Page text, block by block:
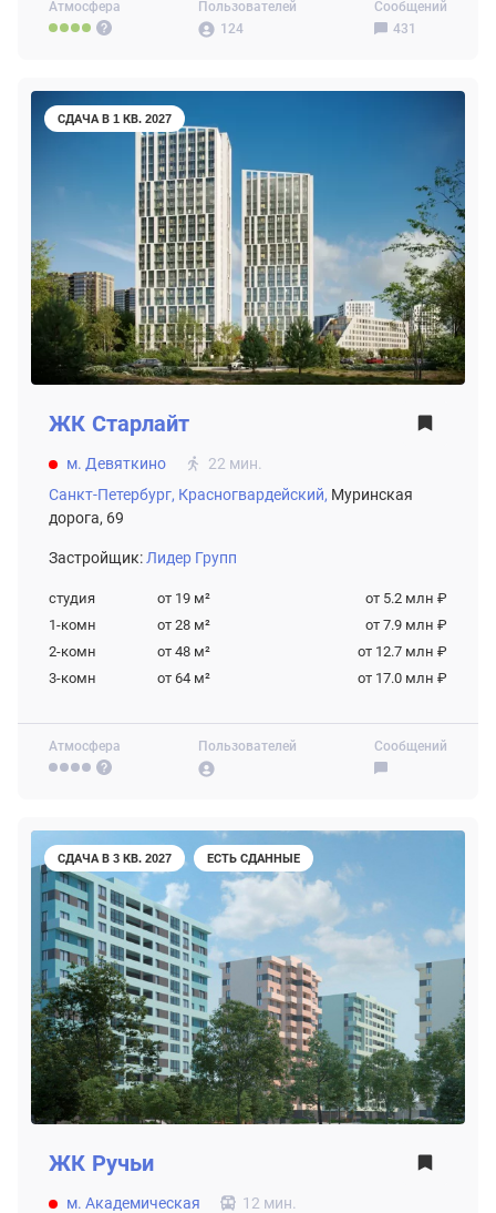
Атмосфера
Пользователей
124
Сообщений
431
СДАЧА В 1 КВ. 2027
Атмосфера Пользователей Сообщений
ЖК Старлайт
м. Девяткино
22 мин.
Санкт-Петербург, Красногвардейский, Муринская
дорога, 69
Застройщик:Лидер Групп
студия от 19 м²
от 5.2 млн ₽
1-комн
от 28 м²
от 7.9 млн ₽
2-комн
от 48 м²
от 12.7 млн ₽
3-комн
от 64 м² от 17.0 млн ₽
СДАЧА В 3 КВ. 2027 ЕСТЬ СДАННЫЕ
ЖК Ручьи
м. Академическая
12 мин.